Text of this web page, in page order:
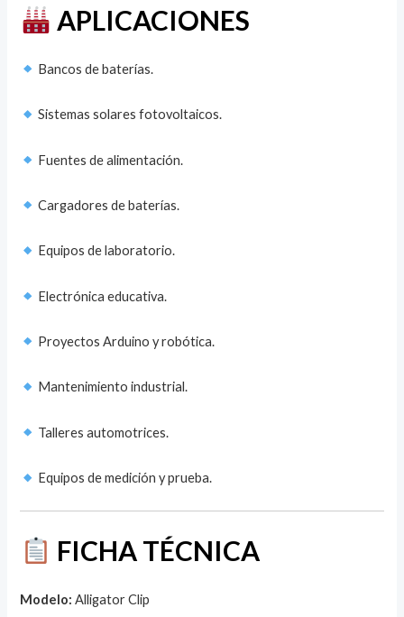
APLICACIONES
Bancos de baterías.
Sistemas solares fotovoltaicos.
Fuentes de alimentación.
Cargadores de baterías.
Equipos de laboratorio.
Electrónica educativa.
Proyectos Arduino y robótica.
Mantenimiento industrial.
Talleres automotrices.
Equipos de medición y prueba.
FICHA TÉCNICA
Modelo: Alligator Clip